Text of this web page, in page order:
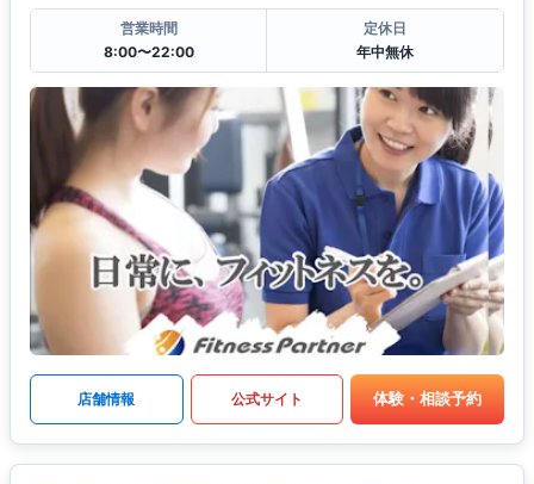
営業時間
8:00〜22:00
定休日
年中無休
店舗情報 公式サイト 体験・相談予約